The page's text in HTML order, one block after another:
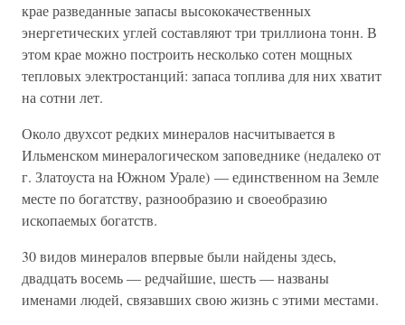
крае разведанные запасы высококачественных
энергетических углей составляют три триллиона тонн. В
этом крае можно построить несколько сотен мощных
тепловых электростанций: запаса топлива для них хватит
на сотни лет.
Около двухсот редких минералов насчитывается в
Ильменском минералогическом заповеднике (недалеко от
г. Златоуста на Южном Урале) — единственном на Земле
месте по богатству, разнообразию и своеобразию
ископаемых богатств.
30 видов минералов впервые были найдены здесь,
двадцать восемь — редчайшие, шесть — названы
именами людей, связавших свою жизнь с этими местами.